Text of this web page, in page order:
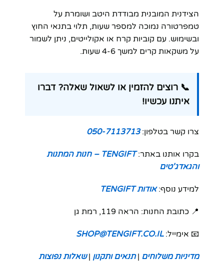
הצידנית המובנית מבודדת היטב ושומרת על
טמפרטורה נמוכה למספר שעות, תלוי בתנאי החוץ
ובשימוש. עם קוביות קרח או אקולייטים, ניתן לשמור
על משקאות קרים למשך 4-6 שעות.
📞 רוצים להזמין או לשאול שאלה? דברו
איתנו עכשיו!
צרו קשר בטלפון:050-7113713
בקרו אותנו באתר:
TENGIFT – חנות המתנות
והגאדג'טים
למידע נוסף:אודות TENGIFT
📍 כתובת החנות: הראה 119, רמת גן
📧 אימייל:SHOP@TENGIFT.CO.IL
מדיניות משלוחים |תנאים ותקנון |שאלות נפוצות